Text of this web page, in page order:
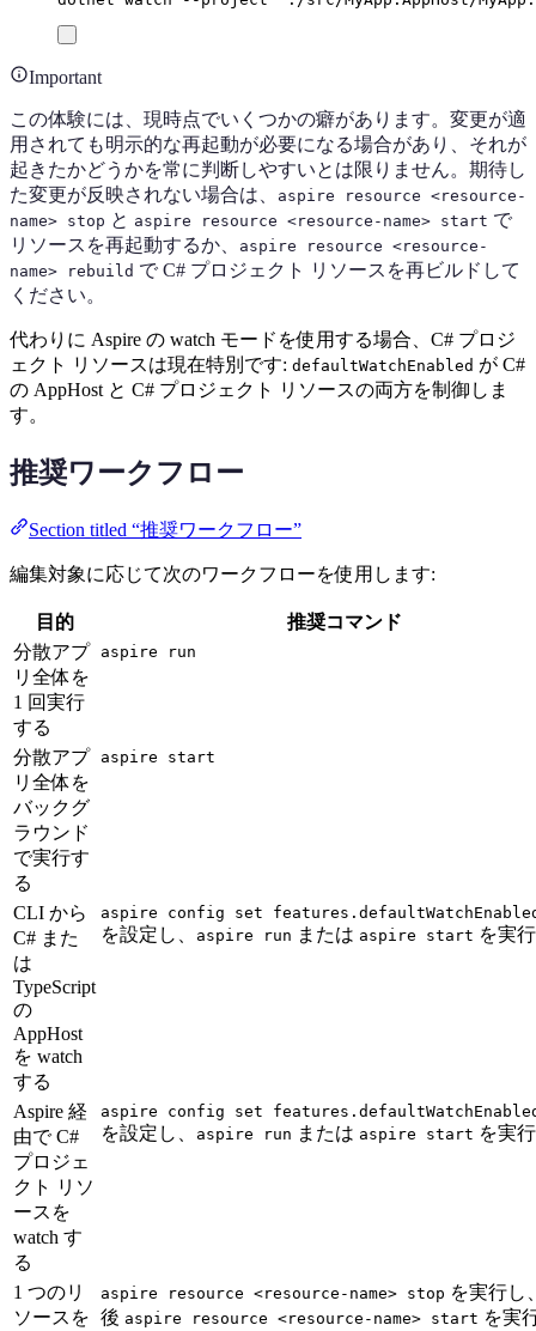
Important
この体験には、現時点でいくつかの癖があります。変更が適
用されても明示的な再起動が必要になる場合があり、それが
起きたかどうかを常に判断しやすいとは限りません。期待し
た変更が反映されない場合は、
aspire resource <resource-
name> stop と aspire resource <resource-name> start で
リソースを再起動するか、
aspire resource <resource-
name> rebuild で C# プロジェクト リソースを再ビルドして
ください。
代わりに Aspire の watch モードを使用する場合、C# プロジ
ェクト リソースは現在特別です: defaultWatchEnabled が C#
の AppHost と C# プロジェクト リソースの両方を制御しま
す。
推奨ワークフロー
Section titled “推奨ワークフロー”
編集対象に応じて次のワークフローを使用します:
目的
推奨コマンド
分散アプ
リ全体を
1 回実行
する
aspire run
分散アプ
リ全体を
バックグ
ラウンド
で実行す
る
aspire start
CLI から
C# また
は
TypeScript
の
AppHost
を watch
する
aspire config set
を設定し、 aspire run または aspire start を実行
Aspire 経
由で C#
プロジェ
クト リソ
ースを
watch す
る
aspire config set
を設定し、 aspire run または aspire start を実行
1 つのリ
ソースを
aspire resource <resource-name> stop を実行し
後 aspire resource <resource-name> start を実